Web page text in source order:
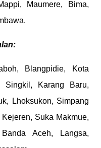
Maumere, Bima,
Blangpidie, Kota
Singkil, Karang Baru,
Lhoksukon, Simpang
Suka Makmue,
Aceh, Langsa,